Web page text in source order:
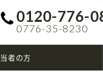
0120-776-
0776-35-8230
者の方